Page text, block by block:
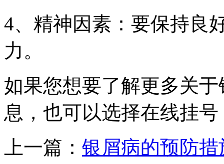
4、精神因素：要保持良
力。
如果您想要了解更多关
息，也可以选择在线挂
上一篇： 银屑病的预防